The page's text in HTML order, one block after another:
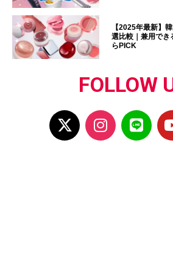
【2025年最新】
選比較｜兼用でき
らPICK
FOLLOW